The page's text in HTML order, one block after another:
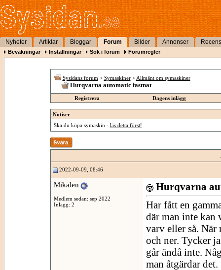
Nyheter Artiklar Bloggar Forum Bilder Annonser
Bevakningar Inställningar Sök i forum Forumregler
Sysidans forum > Symaskiner > Allmänt om symaskiner
Hurqvarna automatic fastnat
Registrera Dagens inlägg
Notiser
Ska du köpa symaskin - läs detta först!
2022-09-09, 08:46
Mikalen
Medlem sedan: sep 2022
Inlägg: 2
Hurqvarna
Har fått en
där man inte kan
varv eller så.
och ner. Tycker
går ändå inte.
man åtgärdar det.